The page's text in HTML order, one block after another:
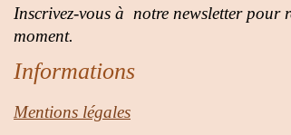
Inscrivez-vous à notre newsletter pour
moment.
Informations
Mentions légales